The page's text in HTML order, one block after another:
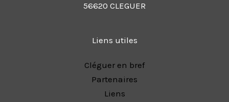
56620 CLEGUER
Liens utiles
Cléguer en bref
Partenaires
Liens